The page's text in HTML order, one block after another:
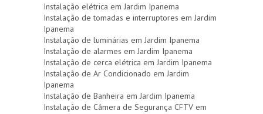
Instalação elétrica em Jardim Ipanema
Instalação de tomadas e interruptores em Jardim
Ipanema
Instalação de luminárias em Jardim Ipanema
Instalação de alarmes em Jardim Ipanema
Instalação de cerca elétrica em Jardim Ipanema
Instalação de Ar Condicionado em Jardim
Ipanema
Instalação de Banheira em Jardim Ipanema
Instalação de Câmera de Segurança CFTV em